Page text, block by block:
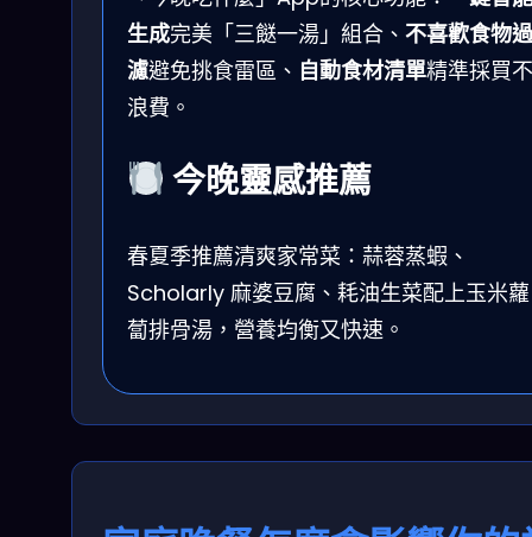
生成完美「三餸一湯」組合、 不喜歡食物過
濾避免挑食雷區、 自動食材清單精準採買不
浪費。
今晚靈感推薦
春夏季推薦清爽家常菜：蒜蓉蒸蝦、
Scholarly 麻婆豆腐、耗油生菜配上玉米蘿
蔔排骨湯，營養均衡又快速。